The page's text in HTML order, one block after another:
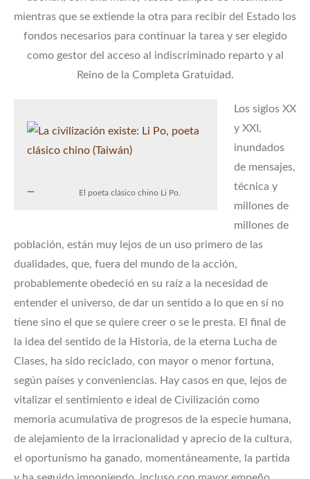
mientras que se extiende la otra para recibir del Estado los
fondos necesarios para continuar la tarea y ser elegido
como gestor del acceso al indiscriminado reparto y al
Reino de la Completa Gratuidad.
El poeta clásico chino Li Po.
Los siglos XX
y XXI,
inundados
de mensajes,
técnica y
millones de
millones de
población, están muy lejos de un uso primero de las
dualidades, que, fuera del mundo de la acción,
probablemente obedeció en su raíz a la necesidad de
entender el universo, de dar un sentido a lo que en sí no
tiene sino el que se quiere creer o se le presta. El final de
la idea del sentido de la Historia, de la eterna Lucha de
Clases, ha sido reciclado, con mayor o menor fortuna,
según países y conveniencias. Hay casos en que, lejos de
vitalizar el sentimiento e ideal de Civilización como
memoria acumulativa de progresos de la especie humana,
de alejamiento de la irracionalidad y aprecio de la cultura,
el oportunismo ha ganado, momentáneamente, la partida